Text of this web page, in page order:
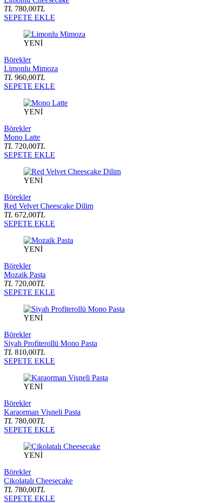
TL 780,00TL
SEPETE EKLE
YENİ
Börekler
Limonlu Mimoza
TL 960,00TL
SEPETE EKLE
YENİ
Börekler
Mono Latte
TL 720,00TL
SEPETE EKLE
YENİ
Börekler
Red Velvet Cheescake Dilim
TL 672,00TL
SEPETE EKLE
YENİ
Börekler
Mozaik Pasta
TL 720,00TL
SEPETE EKLE
YENİ
Börekler
Siyah Profiterollü Mono Pasta
TL 810,00TL
SEPETE EKLE
YENİ
Börekler
Karaorman Vişneli Pasta
TL 780,00TL
SEPETE EKLE
YENİ
Börekler
Çikolatalı Cheesecake
TL 780,00TL
SEPETE EKLE